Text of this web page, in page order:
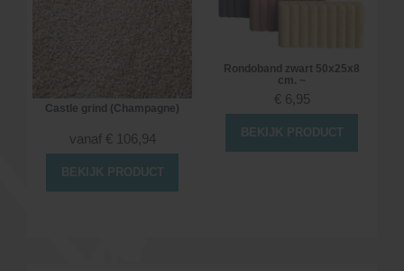
Castle grind (Champagne)
vanaf € 106,94
BEKIJK PRODUCT
Rondoband zwart 50x25x8
cm. ~
€ 6,95
BEKIJK PRODUCT